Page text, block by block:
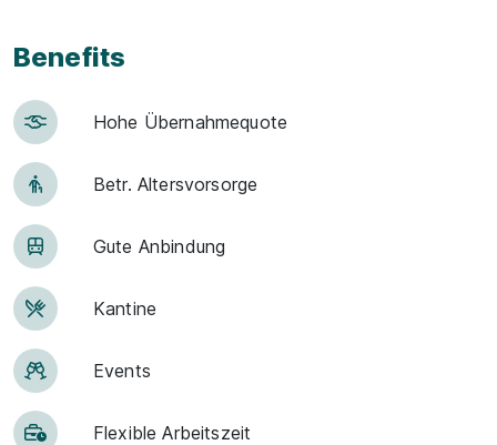
Benefits
Hohe Über­nah­me­quote
Betr. Alters­vor­sorge
Gute An­bin­dung
Kantine
Events
Flexible Arbeitszeit